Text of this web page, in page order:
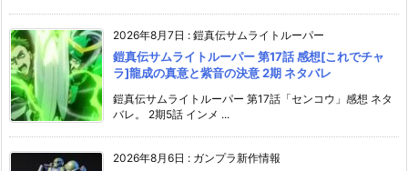
2026年8月7日 : 鎧真伝サムライトルーパー
鎧真伝サムライトルーパー 第17話 感想[これでチャ
ラ]龍成の真意と紫音の決意 2期 ネタバレ
鎧真伝サムライトルーパー 第17話「センコウ」感想 ネタ
バレ。 2期5話 インメ ...
2026年8月6日 : ガンプラ新作情報